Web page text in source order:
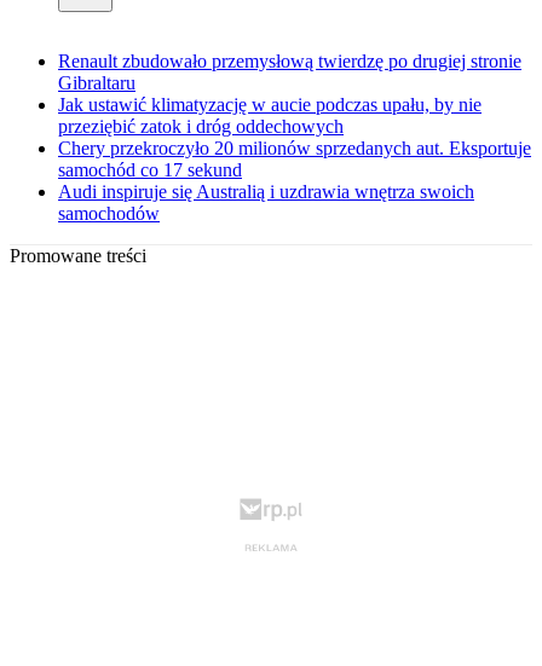
Renault zbudowało przemysłową twierdzę po drugiej stronie
Gibraltaru
Jak ustawić klimatyzację w aucie podczas upału, by nie
przeziębić zatok i dróg oddechowych
Chery przekroczyło 20 milionów sprzedanych aut. Eksportuje
samochód co 17 sekund
Audi inspiruje się Australią i uzdrawia wnętrza swoich
samochodów
Promowane treści